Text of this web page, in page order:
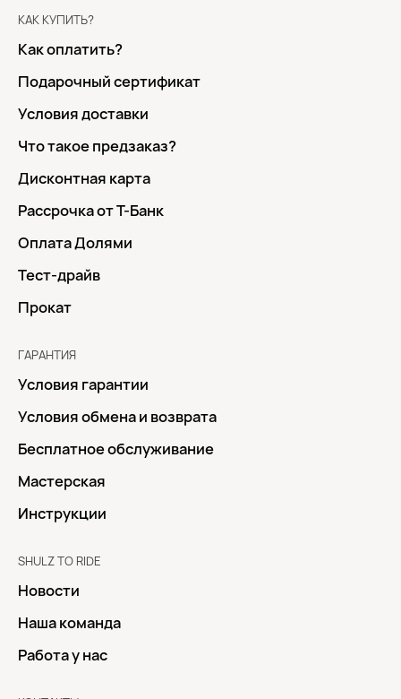
КАК КУПИТЬ?
Как оплатить?
Подарочный сертификат
Условия доставки
Что такое предзаказ?
Дисконтная карта
Рассрочка от Т-Банк
Оплата Долями
Тест-драйв
Прокат
ГАРАНТИЯ
Условия гарантии
Условия обмена и возврата
Бесплатное обслуживание
Мастерская
Инструкции
SHULZ TO RIDE
Новости
Наша команда
Работа у нас